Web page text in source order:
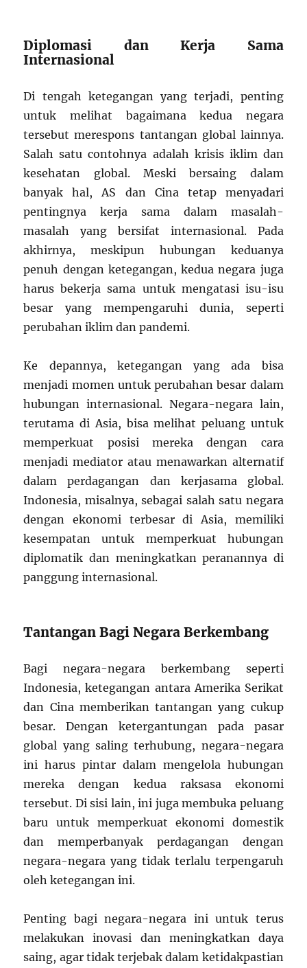
Diplomasi dan Kerja Sama
Internasional
Di tengah ketegangan yang terjadi, penting
untuk melihat bagaimana kedua negara
tersebut merespons tantangan global lainnya.
Salah satu contohnya adalah krisis iklim dan
kesehatan global. Meski bersaing dalam
banyak hal, AS dan Cina tetap menyadari
pentingnya kerja sama dalam masalah-
masalah yang bersifat internasional. Pada
akhirnya, meskipun hubungan keduanya
penuh dengan ketegangan, kedua negara juga
harus bekerja sama untuk mengatasi isu-isu
besar yang mempengaruhi dunia, seperti
perubahan iklim dan pandemi.
Ke depannya, ketegangan yang ada bisa
menjadi momen untuk perubahan besar dalam
hubungan internasional. Negara-negara lain,
terutama di Asia, bisa melihat peluang untuk
memperkuat posisi mereka dengan cara
menjadi mediator atau menawarkan alternatif
dalam perdagangan dan kerjasama global.
Indonesia, misalnya, sebagai salah satu negara
dengan ekonomi terbesar di Asia, memiliki
kesempatan untuk memperkuat hubungan
diplomatik dan meningkatkan peranannya di
panggung internasional.
Tantangan Bagi Negara Berkembang
Bagi negara-negara berkembang seperti
Indonesia, ketegangan antara Amerika Serikat
dan Cina memberikan tantangan yang cukup
besar. Dengan ketergantungan pada pasar
global yang saling terhubung, negara-negara
ini harus pintar dalam mengelola hubungan
mereka dengan kedua raksasa ekonomi
tersebut. Di sisi lain, ini juga membuka peluang
baru untuk memperkuat ekonomi domestik
dan memperbanyak perdagangan dengan
negara-negara yang tidak terlalu terpengaruh
oleh ketegangan ini.
Penting bagi negara-negara ini untuk terus
melakukan inovasi dan meningkatkan daya
saing, agar tidak terjebak dalam ketidakpastian